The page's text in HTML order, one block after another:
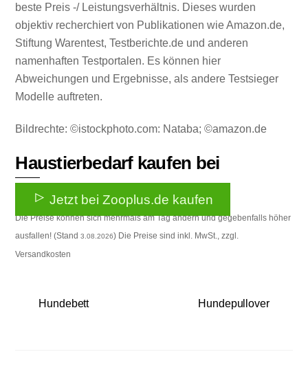
beste Preis -/ Leistungsverhältnis. Dieses wurden
objektiv recherchiert von Publikationen wie Amazon.de,
Stiftung Warentest, Testberichte.de und anderen
namenhaften Testportalen. Es können hier
Abweichungen und Ergebnisse, als andere Testsieger
Modelle auftreten.
Bildrechte: ©istockphoto.com: Nataba; ©amazon.de
Haustierbedarf kaufen bei
Jetzt bei Zooplus.de kaufen
Die Preise können sich mehrmals am Tag ändern und gegebenfalls höher
ausfallen! (Stand3.08.2026) Die Preise sind inkl. MwSt., zzgl.
Versandkosten
Hundebett Hundepullover